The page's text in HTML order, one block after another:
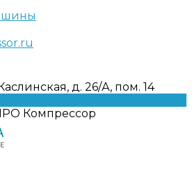
д. 26/А, пом. 14
Компрессор